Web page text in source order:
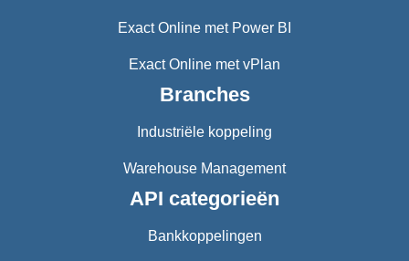
Exact Online met Power BI
Exact Online met vPlan
Branches
Industriële koppeling
Warehouse Management
API categorieën
Bankkoppelingen